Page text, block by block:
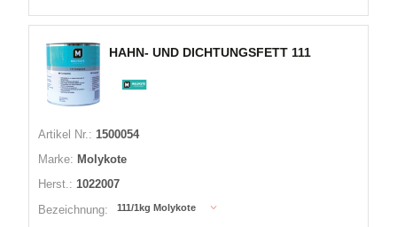
HAHN- UND DICHTUNGSFETT 111
Artikel Nr.: 1500054
Marke: Molykote
Herst.: 1022007
Bezeichnung:
111/1kg Molykote